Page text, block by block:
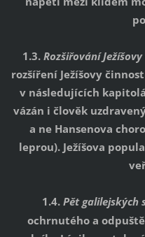
1.3. Rozšiřování
rozšíření Ježíšovy
v následujících
vázán i člověk
a ne Hansenova
leprou). Ježíšova
1.4. Pět galilejských
ochrnutého a